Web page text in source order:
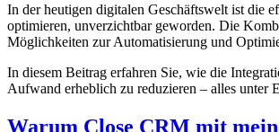
In der heutigen digitalen Geschäftswelt ist die
optimieren, unverzichtbar geworden. Die
Möglichkeiten zur Automatisierung und
In diesem Beitrag erfahren Sie, wie die
Aufwand erheblich zu reduzieren – alles
Warum Close CRM mit